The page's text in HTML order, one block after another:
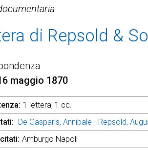
di Repsold &
maggio 1870
1 lettera, 1 cc.
De Gasparis, Annibale - Repsold,
Amburgo Napoli